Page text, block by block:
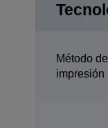
Método de
impresión